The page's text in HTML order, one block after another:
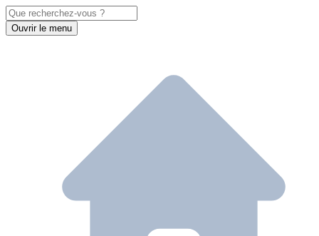
Ouvrir le menu